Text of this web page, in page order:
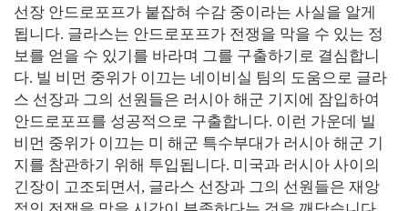
선장 안드로포프가 붙잡혀 수감 중이라는 사실을 알게
됩니다. 글라스는 안드로포프가 전쟁을 막을 수 있는 정
보를 얻을 수 있기를 바라며 그를 구출하기로 결심합니
다. 빌 비먼 중위가 이끄는 네이비실 팀의 도움으로 글라
스 선장과 그의 선원들은 러시아 해군 기지에 잠입하여
안드로포프를 성공적으로 구출합니다. 이런 가운데 빌
비먼 중위가 이끄는 미 해군 특수부대가 러시아 해군 기
지를 참관하기 위해 투입됩니다. 미국과 러시아 사이의
긴장이 고조되면서, 글라스 선장과 그의 선원들은 재앙